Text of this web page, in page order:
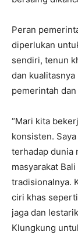
Peran
diperlukan
sendiri, tenun
dan
pemerintah
“Mari kita
konsisten.
terhadap dunia
masyarakat
tradisionalnya.
ciri khas
jaga dan
Klungkung